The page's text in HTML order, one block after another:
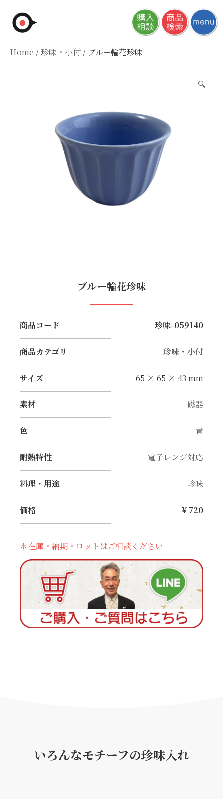
Home /珍味・小付 / ブルー輪花珍味
🔍
ブルー輪花珍味
商品コード 珍味-059140
商品カテゴリ 珍味・小付
サイズ 65 × 65 × 43 mm
素材 磁器
色 青
耐熱特性 電子レンジ対応
料理・用途 珍味
価格 ¥ 720
＊在庫・納期・ロットはご相談ください
いろんなモチーフの珍味入れ